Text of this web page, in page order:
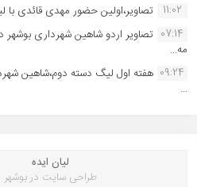
11:02
تصاویر،اولین حضور مهدی قائدی با
07:14 تصاویر اردو شاهین شهرداری
مه...
09:24 هفته اول لیگ دسته دوم،شاهین
...
لیان ایده
طراحی سایت در بوشهر